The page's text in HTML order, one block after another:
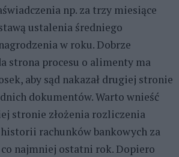
np. za trzy miesiące
ustalenia średniego
w roku. Dobrze
strona procesu o alimenty ma
aby sąd nakazał drugiej stronie
dokumentów. Warto wnieść
stronie złożenia rozliczenia
rachunków bankowych za
najmniej ostatni rok. Dopiero